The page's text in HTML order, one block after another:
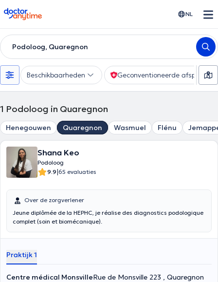
doctoranytime NL
Podoloog, Quaregnon
Beschikbaarheden Geconventioneerde afspraak
1 Podoloog in Quaregnon
Henegouwen Quaregnon Wasmuel Flénu
Shana Keo
Podoloog
9.9|65 evaluaties
Over de zorgverlener
Jeune diplômée de la HEPHC, je réalise des diagnostics podologique
complet (soin et biomécanique).
Praktijk 1
Centre médical MonsvilleRue de Monsville 223 , Quaregnon